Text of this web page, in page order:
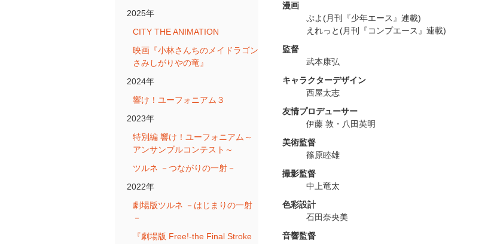
2025年
CITY THE ANIMATION
映画『小林さんちのメイドラゴン
さみしがりやの竜』
2024年
響け！ユーフォニアム３
2023年
特別編 響け！ユーフォニアム～
アンサンブルコンテスト～
ツルネ －つながりの一射－
2022年
劇場版ツルネ －はじまりの一射
－
『劇場版 Free!-the Final Stroke
漫画
ぷよ(月刊『少年エース』連載)
えれっと(月刊『コンプエース』連載)
監督
武本康弘
キャラクターデザイン
西屋太志
友情プロデューサー
伊藤 敦・八田英明
美術監督
篠原睦雄
撮影監督
中上竜太
色彩設計
石田奈央美
音響監督